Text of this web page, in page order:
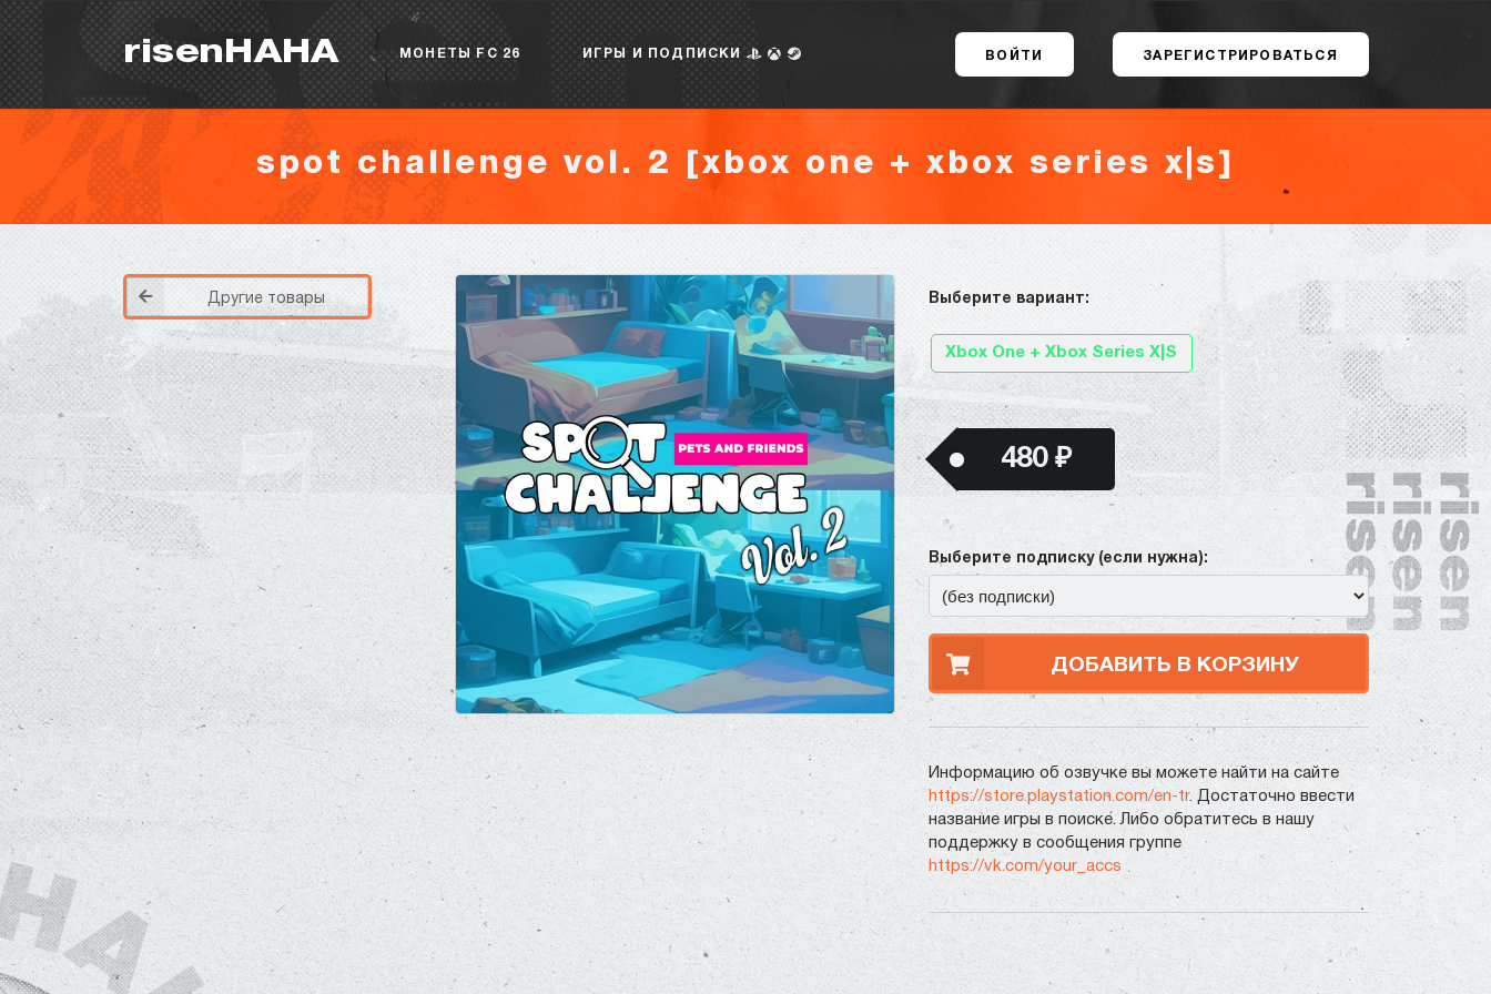
risenHAHA МОНЕТЫ FC 26 ИГРЫ И ПОДПИСКИ ВОЙТИ ЗАРЕГИСТРИРОВАТЬСЯ
spot challenge vol. 2 [xbox one + xbox series x|s]
Другие товары Выберите вариант:
Xbox One + Xbox Series X|S
480 ₽
Выберите подписку (если нужна):
ДОБАВИТЬ В КОРЗИНУ
Информацию об озвучке вы можете найти на сайте
https://store.playstation.com/en-tr. Достаточно ввести
название игры в поиске. Либо обратитесь в нашу
поддержку в сообщения группе
https://vk.com/your_accs